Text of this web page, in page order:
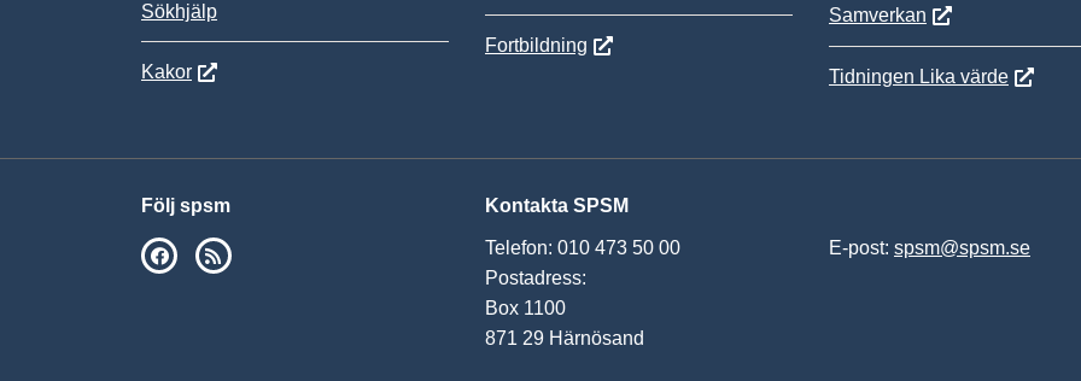
Sökhjälp
Kakor
Fortbildning
Samverkan
Tidningen Lika värde
Följ spsm
SPSM på Facebook
Kontakta SPSM
Telefon: 010 473 50 00
Postadress:
Box 1100
871 29 Härnösand
E-post: spsm@spsm.se